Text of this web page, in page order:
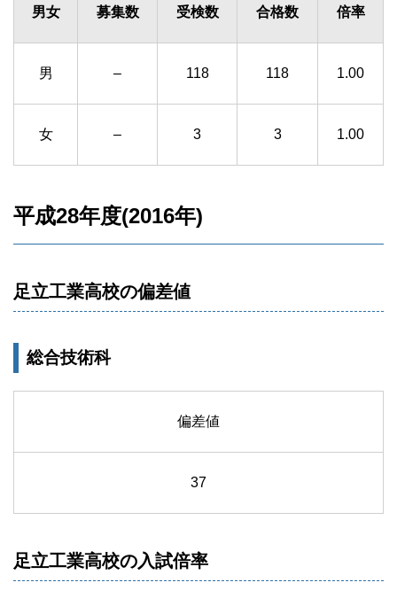
男女 募集数 受検数 合格数 倍率
男 – 118 118 1.00
女 – 3 3 1.00
平成28年度(2016年)
足立工業高校の偏差値
総合技術科
偏差値
37
足立工業高校の入試倍率